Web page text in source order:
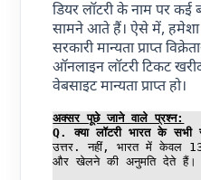
डियर लॉटरी के नाम पर कई
सामने आते हैं। ऐसे में, हमेशा
सरकारी मान्यता प्राप्त
ऑनलाइन लॉटरी टिकट
वेबसाइट मान्यता प्राप्त हो।
अक्सर पूछे जाने वाले प्रश्न:
Q. क्या लॉटरी भारत के सभी
उत्तर. नहीं, भारत में केवल
और खेलने की अनुमति देते हैं।